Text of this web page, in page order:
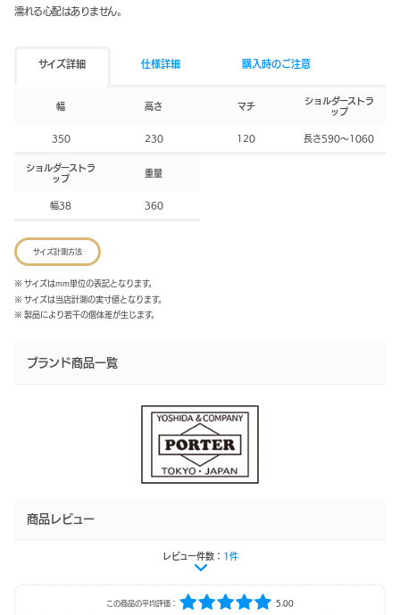
濡れる心配はありません。
サイズ詳細 仕様詳細 購入時のご注意
幅
350
高さ
230
マチ
120
ショルダーストラ
ップ
長さ590～1060
ショルダーストラ
ップ
幅38
重量
360
サイズ計測方法
※ サイズはmm単位の表記となります。
※ サイズは当店計測の実寸値となります。
※ 製品により若干の個体差が生じます。
ブランド商品一覧
商品レビュー
レビュー件数： 1件
この商品の平均評価： 5.00